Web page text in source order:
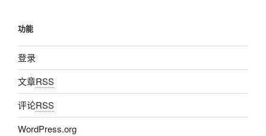
功能
登录
文章RSS
评论RSS
WordPress.org